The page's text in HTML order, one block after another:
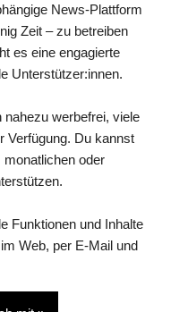
News-Plattform
Zeit – zu betreiben
es eine engagierte
Unterstützer:innen.
werbefrei, viele
Verfügung. Du kannst
oder
Funktionen und Inhalte
Web, per E-Mail und